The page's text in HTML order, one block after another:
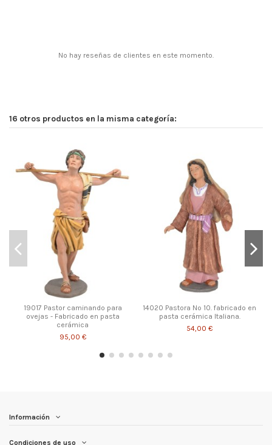
No hay reseñas de clientes en este momento.
16 otros productos en la misma categoría:
19017 Pastor caminando para
ovejas - Fabricado en pasta
cerámica
95,00 €
14020 Pastora Nº 10. fabricado en
pasta cerámica Italiana.
54,00 €
Información
Condiciones de uso